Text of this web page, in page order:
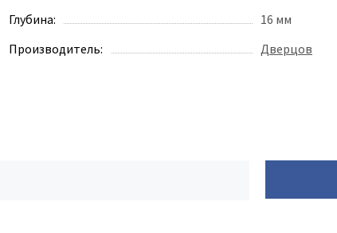
Глубина:
16 мм
Производитель:
Дверцов